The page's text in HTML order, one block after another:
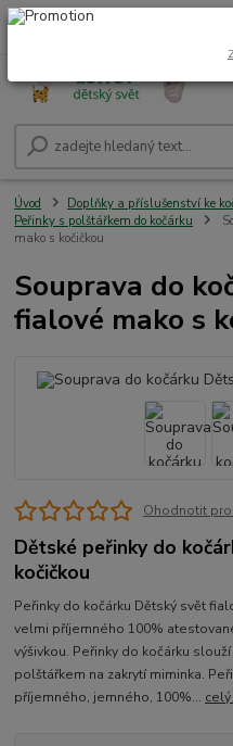
+420 604 278 943
Úvod Doplňky a příslušenství ke
Peřinky s polštářkem do kočárku
mako s kočičkou
Souprava do
fialové mako s
Ohodnotit
Dětské peřinky do
kočičkou
Peřinky do kočárku Dětský svět
velmi příjemného 100%
výšivkou. Peřinky do kočárku
polštářkem na zakrytí miminka.
příjemného, jemného, 100%...